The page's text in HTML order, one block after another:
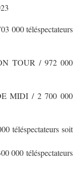
000 téléspectateurs
TOUR / 972 000
MIDI / 2 700 000
téléspectateurs soit
000 téléspectateurs